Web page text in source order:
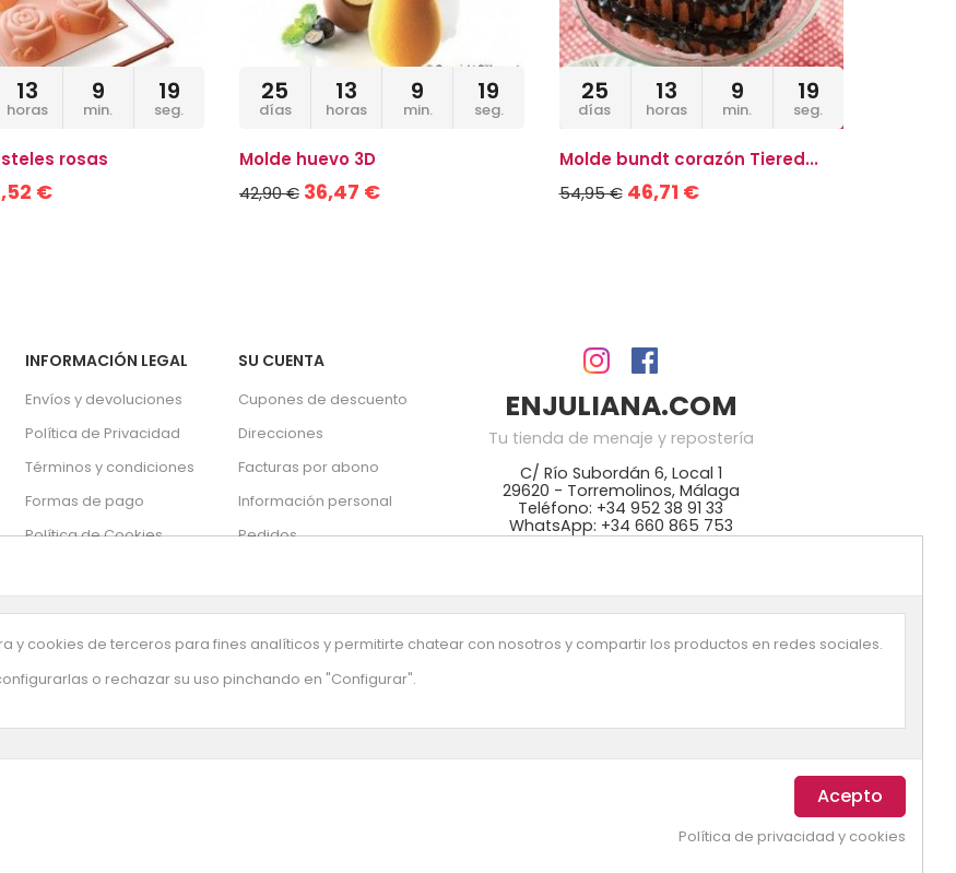
13
horas
9
min.
19
seg.
rosas
€
25
días
13
horas
9
min.
19
seg.
Molde huevo 3D
42,90 € 36,47 €
25
días
13
horas
9
min.
19
seg.
Molde bundt corazón Tiered...
54,95 € 46,71 €
INFORMACIÓN LEGAL
Envíos y devoluciones
Política de Privacidad
Términos y condiciones
Formas de pago
Política de Cookies
SU CUENTA
Cupones de descuento
Direcciones
Facturas por abono
Información personal
Pedidos
Tu configuración de
cookies
ENJULIANA.COM
Tu tienda de menaje y repostería
C/ Río Subordán 6, Local 1
29620 - Torremolinos, Málaga
Teléfono: +34 952 38 91 33
WhatsApp: +34 660 865 753
Silikomart, Lékué, Bra, Ibili, Lacor. Disponemos
de ingredientes: colorantes Wilton, fondant
cookies de terceros para fines analíticos y permitirte chatear con nosotros y compartir los productos en redes sociales.
o rechazar su uso pinchando en "Configurar".
Política de privacidad y cookies